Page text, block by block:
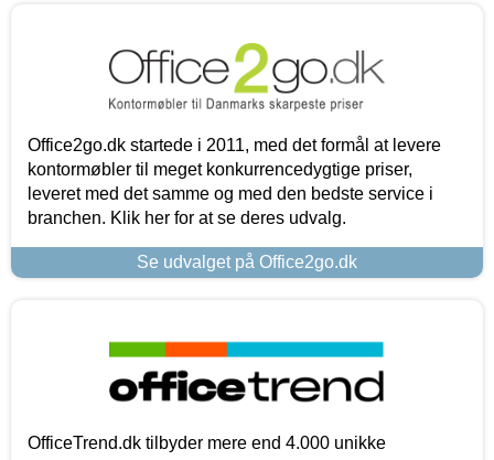
Office2go.dk startede i 2011, med det formål at levere
kontormøbler til meget konkurrencedygtige priser,
leveret med det samme og med den bedste service i
branchen. Klik her for at se deres udvalg.
Se udvalget på Office2go.dk
OfficeTrend.dk tilbyder mere end 4.000 unikke